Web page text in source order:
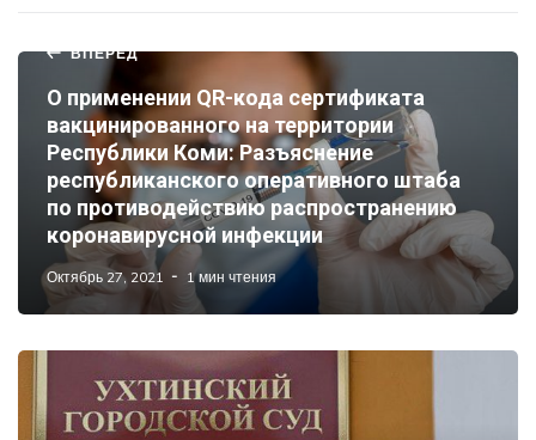
ВПЕРЕД
О применении QR-кода сертификата
вакцинированного на территории
Республики Коми: Разъяснение
республиканского оперативного штаба
по противодействию распространению
коронавирусной инфекции
Октябрь 27, 2021 1 мин чтения